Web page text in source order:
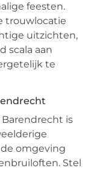
feesten.
trouwlocatie
uitzichten,
scala aan
te
is
omgeving
Stel